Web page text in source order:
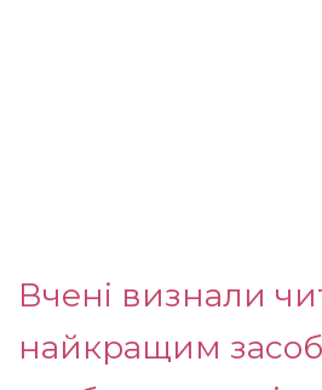
Вчені визнали
найкращим